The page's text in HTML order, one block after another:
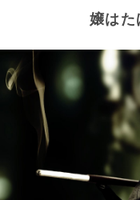
嬢はた